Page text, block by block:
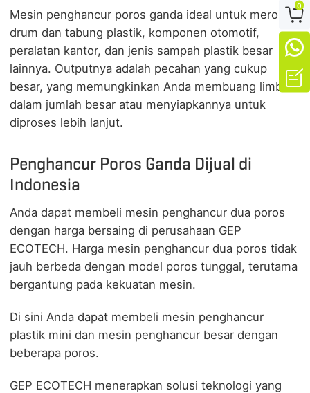
Mesin penghancur poros ganda ideal untuk merobek
drum dan tabung plastik, komponen otomotif,
peralatan kantor, dan jenis sampah plastik besar
lainnya. Outputnya adalah pecahan yang cukup
besar, yang memungkinkan Anda membuang limbah
dalam jumlah besar atau menyiapkannya untuk
diproses lebih lanjut.
Penghancur Poros Ganda Dijual di
Indonesia
Anda dapat membeli mesin penghancur dua poros
dengan harga bersaing di perusahaan GEP
ECOTECH. Harga mesin penghancur dua poros tidak
jauh berbeda dengan model poros tunggal, terutama
bergantung pada kekuatan mesin.
Di sini Anda dapat membeli mesin penghancur
plastik mini dan mesin penghancur besar dengan
beberapa poros.
GEP ECOTECH menerapkan solusi teknologi yang

0

